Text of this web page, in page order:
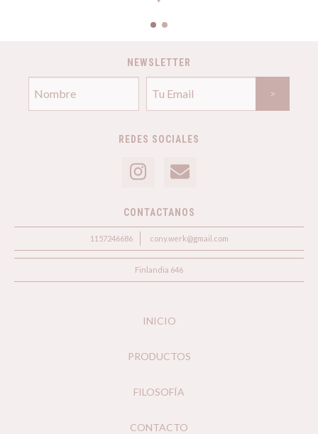
NEWSLETTER
REDES SOCIALES
CONTACTANOS
1157246686 cony.werk@gmail.com
Finlandia 646
INICIO
PRODUCTOS
FILOSOFÍA
CONTACTO